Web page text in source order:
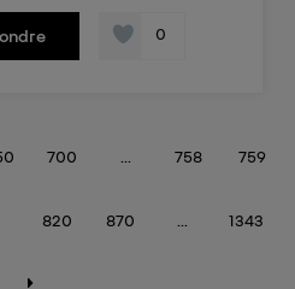
0
700 758 759
820 870 1343